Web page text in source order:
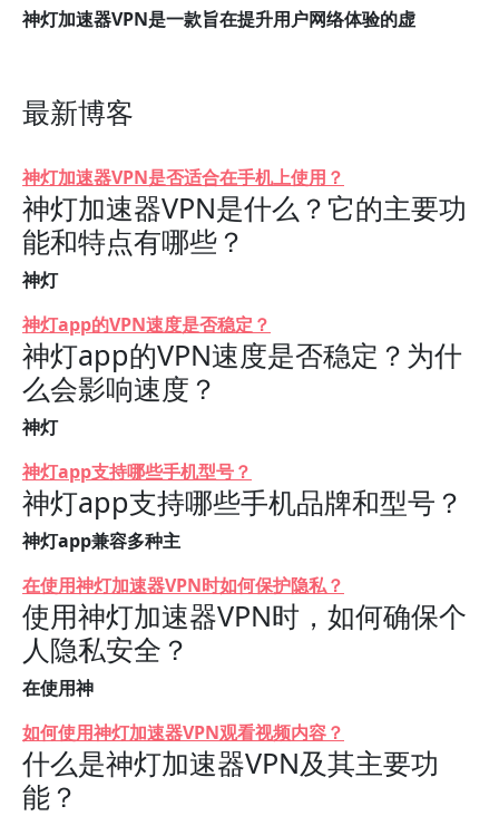
神灯加速器VPN是一款旨在提升用户网络体验的虚
最新博客
神灯加速器VPN是否适合在手机上使用？
神灯加速器VPN是什么？它的主要功
能和特点有哪些？
神灯
神灯app的VPN速度是否稳定？
神灯app的VPN速度是否稳定？为什
么会影响速度？
神灯
神灯app支持哪些手机型号？
神灯app支持哪些手机品牌和型号？
神灯app兼容多种主
在使用神灯加速器VPN时如何保护隐私？
使用神灯加速器VPN时，如何确保个
人隐私安全？
在使用神
如何使用神灯加速器VPN观看视频内容？
什么是神灯加速器VPN及其主要功
能？